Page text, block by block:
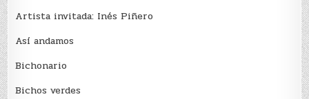
Artista invitada: Inés Piñero
Así andamos
Bichonario
Bichos verdes